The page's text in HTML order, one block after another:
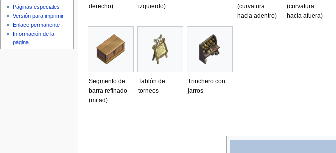
derecho)
izquierdo)
(curvatura
hacia adentro)
(curvatura
hacia afuera)
Segmento de
barra refinado
(mitad)
Tablón de
torneos
Trinchero con
jarros
Páginas especiales
Versión para imprimir
Enlace permanente
Información de la
página